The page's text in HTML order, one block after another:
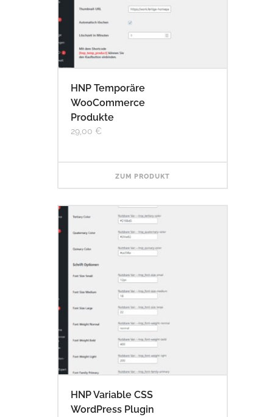
HNP Temporäre
WooCommerce
Produkte
29,00 €
ZUM PRODUKT
HNP Variable CSS
WordPress Plugin